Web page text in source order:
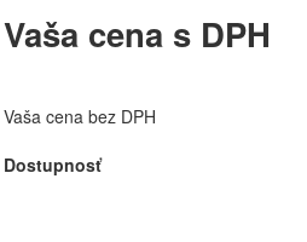
Vaša cena s DPH
Vaša cena bez DPH
Dostupnosť